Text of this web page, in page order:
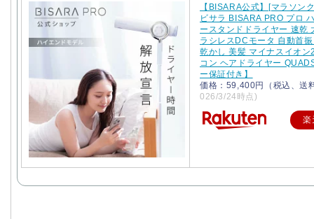
【BISARA公式】[マラソン
ビサラ BISARA PRO プロ
ースタンドドライヤー 速乾
ラシレスDCモータ 自動首
乾かし 美髪 マイナスイオン
コン ヘアドライヤー
ー保証付き】
価格：59,400円（税込、送
026/3/24時点)
楽